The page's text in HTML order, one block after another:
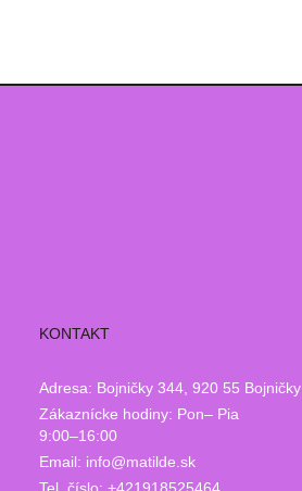
KONTAKT
Adresa: Bojničky 344, 920 55 Bojničky
Zákaznícke hodiny: Pon– Pia
9:00–16:00
Email: info@matilde.sk